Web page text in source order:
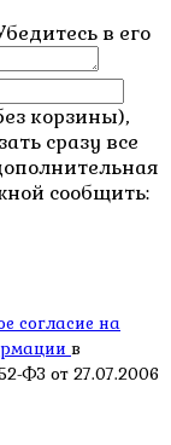
в его
корзины),
сразу все
сообщить:
согласие на
в
ФЗ от 27.07.2006